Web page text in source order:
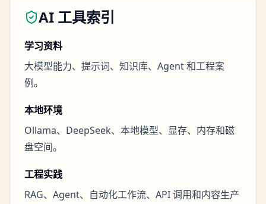
AI 工具索引
学习资料
大模型能力、提示词、知识库、Agent 和工程案
例。
本地环境
Ollama、DeepSeek、本地模型、显存、内存和磁
盘空间。
工程实践
RAG、Agent、自动化工作流、API 调用和内容生产